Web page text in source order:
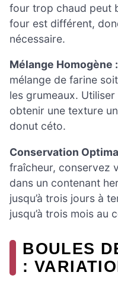
four trop chaud peut
four est différent,
nécessaire.
Mélange Homogène :
mélange de farine
les grumeaux.
obtenir une texture
donut céto.
Conservation
fraîcheur, conservez
dans un contenant
jusqu’à trois jours à
jusqu’à trois mois au
BOULES
: